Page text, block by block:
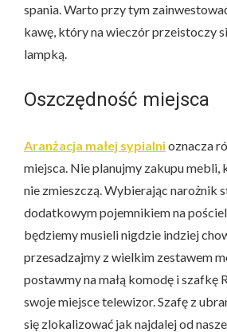
spania. Warto przy tym
kawę, który na wieczór przeistoczy
lampką.
Oszczędność miejsca
Aranżacja małej sypialnioznacza
miejsca. Nie planujmy zakupu mebli,
nie zmieszczą. Wybierając narożnik
dodatkowym pojemnikiem na
będziemy musieli nigdzie indziej
przesadzajmy z wielkim zestawem
postawmy na małą komodę i szafkę
swoje miejsce telewizor. Szafę z
się zlokalizować jak najdalej od